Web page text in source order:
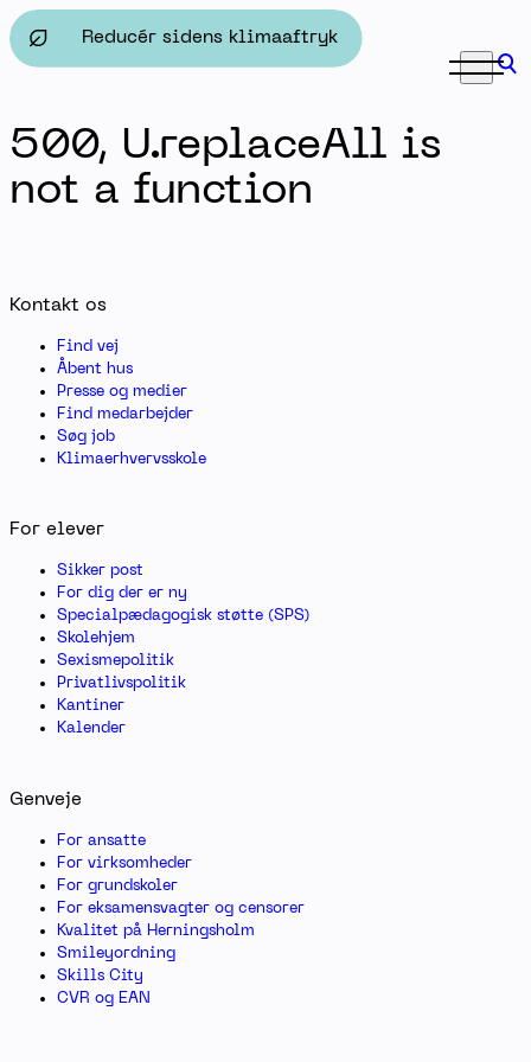
For ansatte - Herningsholm Erhvervsskole & Gymnasier
Reducér sidens klimaaftryk
500, U.replaceAll is
not a function
Kontakt os
Find vej
Åbent hus
Presse og medier
Find medarbejder
Søg job
Klimaerhvervsskole
For elever
Sikker post
For dig der er ny
Specialpædagogisk støtte (SPS)
Skolehjem
Sexismepolitik
Privatlivspolitik
Kantiner
Kalender
Genveje
For ansatte
For virksomheder
For grundskoler
For eksamensvagter og censorer
Kvalitet på Herningsholm
Smileyordning
Skills City
CVR og EAN